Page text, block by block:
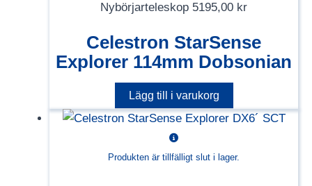
Nybörjarteleskop 5195,00 kr
Celestron StarSense
Explorer 114mm Dobsonian
Lägg till i varukorg
Produkten är tillfälligt slut i lager.